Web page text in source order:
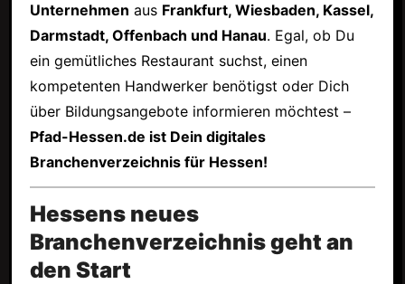
Unternehmen aus Frankfurt, Wiesbaden, Kassel,
Darmstadt, Offenbach und Hanau. Egal, ob Du
ein gemütliches Restaurant suchst, einen
kompetenten Handwerker benötigst oder Dich
über Bildungsangebote informieren möchtest –
Pfad-Hessen.de ist Dein digitales
Branchenverzeichnis für Hessen!
Hessens neues
Branchenverzeichnis geht an
den Start